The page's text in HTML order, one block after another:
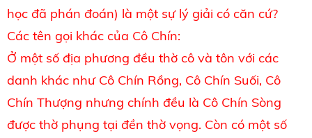
học đã phán đoán) là một sự lý giải có căn cứ?
Các tên gọi khác của Cô Chín:
Ở một số địa phương đều thờ cô và tôn với các
danh khác như Cô Chín Rồng, Cô Chín Suối, Cô
Chín Thượng nhưng chính đều là Cô Chín Sòng
được thờ phụng tại đền thờ vọng. Còn có một số